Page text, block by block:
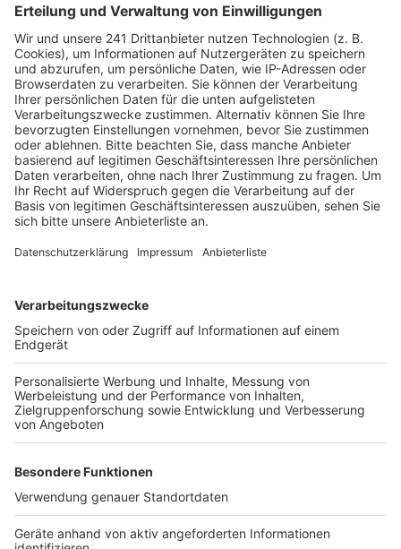
einem Projektentwickler bereits im Oktober auf der
Immobilienmesse Expo Real beginnen kann.
Ein wichtiger Meilenstein ist ein Workshop Ende
August, an dem auch NRW-Wirtschaftsministerin Mona
Neubaur teilnehmen wird. Hier sollen die Pläne weiter
konkretisiert werden.
Der Bürgermeister zeigt sich optimistisch, dass der
Digitalpark zahlreiche Unternehmen anziehen wird. Er
verweist auf die Strahlkraft von Microsoft, das in
Bergheim und Bedburg Hyperscaler errichtet. Mießeler
rechnet damit, dass im Digitalpark bis zu 2.500 neue
Anzeige
Weitere Themen von Rhein und Erft
Anzeige
Hürth investiert 900.000 Euro in Schul- und Kita-
Zoom Open Air-Kino in Brühl
Sonderausstellung zur Flutkatastrophe im